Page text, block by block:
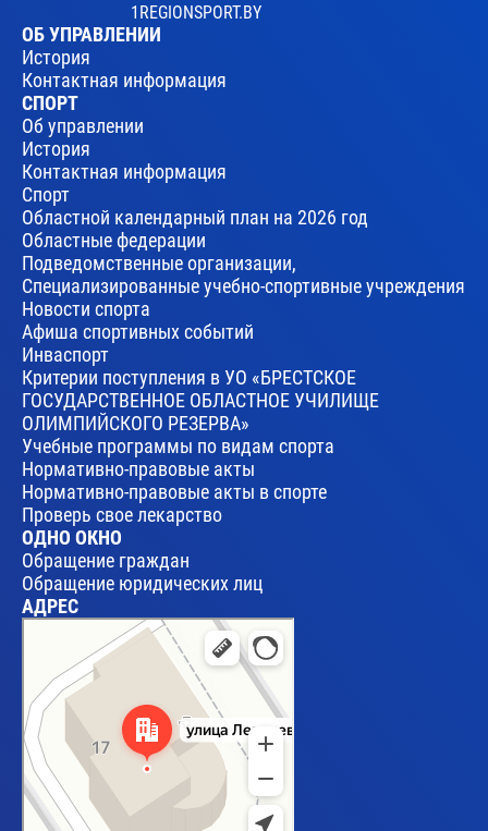
1REGIONSPORT.BY
ОБ УПРАВЛЕНИИ
История
Контактная информация
СПОРТ
Об управлении
История
Контактная информация
Спорт
Областной календарный план на 2026 год
Областные федерации
Подведомственные организации,
Специализированные учебно-спортивные учреждения
Новости спорта
Афиша спортивных событий
Инваспорт
Критерии поступления в УО «БРЕСТСКОЕ
ГОСУДАРСТВЕННОЕ ОБЛАСТНОЕ УЧИЛИЩЕ
ОЛИМПИЙСКОГО РЕЗЕРВА»
Учебные программы по видам спорта
Нормативно-правовые акты
Нормативно-правовые акты в спорте
Проверь свое лекарство
ОДНО ОКНО
Обращение граждан
Обращение юридических лиц
АДРЕС
Брест
Улица Леваневского, 17 — Яндекс Карты